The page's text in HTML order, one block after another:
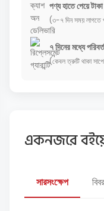
পণ্য হাতে পেয়ে
(৩-৭ দিন সময় লাগতে
৭ দিনের মধ্যে
(কেবল ত্রুটি থাকা
একনজরে
সারসংক্ষেপ